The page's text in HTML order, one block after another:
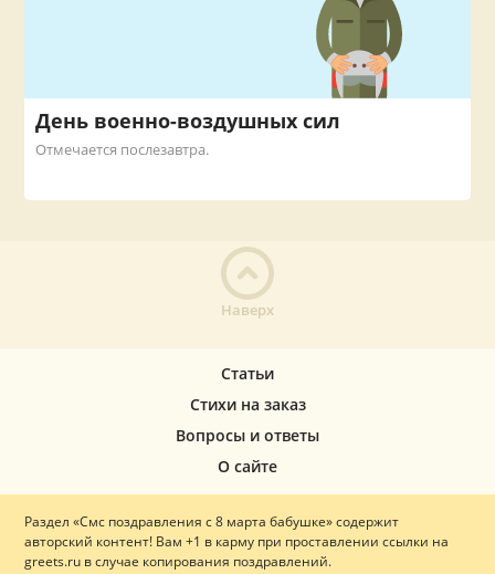
День военно-воздушных сил
Отмечается послезавтра.
Наверх
Статьи
Стихи на заказ
Вопросы и ответы
О сайте
Раздел «Смс поздравления с 8 марта бабушке» содержит
авторский контент! Вам +1 в карму при проставлении ссылки на
greets.ru в случае копирования поздравлений.